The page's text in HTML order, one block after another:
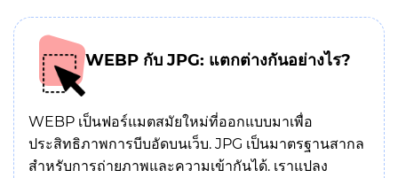
WEBP กับ JPG: แตกต่างกันอย่างไร?
WEBP เป็นฟอร์แมตสมัยใหม่ที่ออกแบบมาเพื่อ
ประสิทธิภาพการบีบอัดบนเว็บ. JPG เป็นมาตรฐานสากล
สำหรับการถ่ายภาพและความเข้ากันได้. เราแปลง